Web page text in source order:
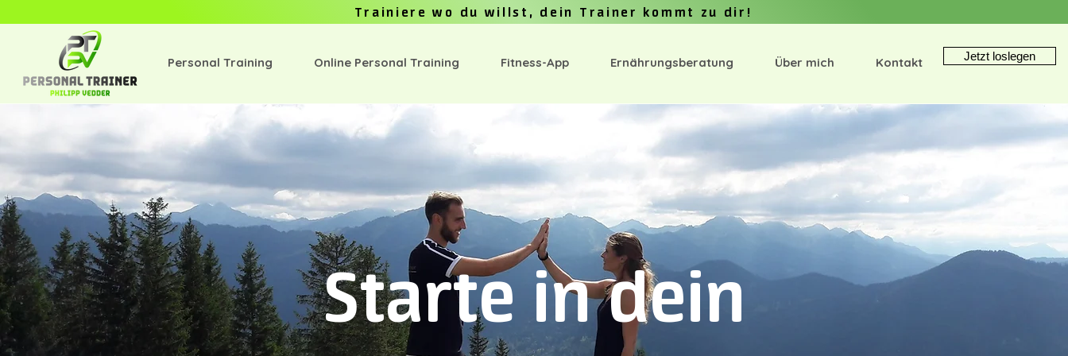
Trainiere wo du willst, dein Trainer kommt zu dir!
Personal Training Online Personal Training Fitness-App Ernährungsberatung Über mich Kontakt Jetzt loslegen
Starte in dein